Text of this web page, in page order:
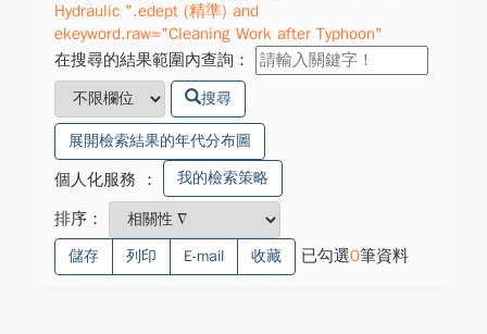
Hydraulic ".edept (精準) and
ekeyword.raw="Cleaning Work after Typhoon"
在搜尋的結果範圍內查詢：
搜尋
展開檢索結果的年代分布圖
個人化服務 ： 我的檢索策略
排序：
儲存 列印 E-mail 收藏 已勾選0筆資料